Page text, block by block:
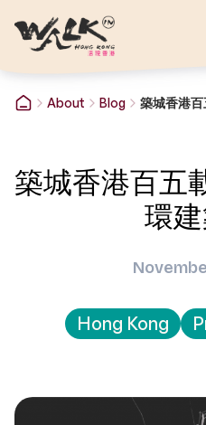
About Blog 築城香港
築城香港百五
環
Hong Kong